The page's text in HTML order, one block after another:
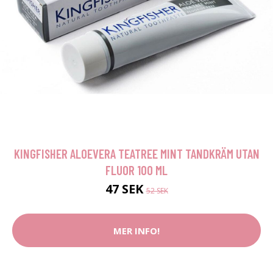
KINGFISHER ALOEVERA TEATREE MINT TANDKRÄM UTAN
FLUOR 100 ML
47 SEK52 SEK
MER INFO!